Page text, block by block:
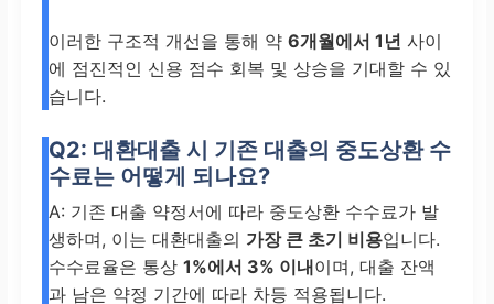
이러한 구조적 개선을 통해 약6개월에서 1년 사이
에 점진적인 신용 점수 회복 및 상승을 기대할 수 있
습니다.
Q2: 대환대출 시 기존 대출의 중도상환 수
수료는 어떻게 되나요?
A: 기존 대출 약정서에 따라 중도상환 수수료가 발
생하며, 이는 대환대출의 가장 큰 초기 비용입니다.
수수료율은 통상1%에서 3% 이내이며, 대출 잔액
과 남은 약정 기간에 따라 차등 적용됩니다.